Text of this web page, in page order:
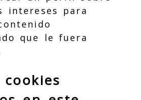
intereses para
que le fuera